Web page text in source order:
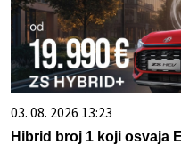
03. 08. 2026 13:23
Hibrid broj 1 koji osvaja